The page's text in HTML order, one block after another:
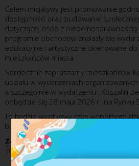
Celem inicjatywy jest promowanie
dostępności oraz budowanie
dotyczącej osób z
programie obchodów znalazły się
edukacyjne i artystyczne skierowane do
mieszkańców miasta.
Serdecznie zapraszamy mieszkańców
udziału w wydarzeniach
a szczególnie w wydarzeniu „Koszalin
odbędzie się 28 maja 2026 r. na Rynku
To będzie wyjątkowy czas wspólnego
budowania miasta otwartego na
Załącznik:
Harmonogram obchodów